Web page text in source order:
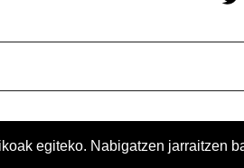
egiteko. Nabigatzen jarraitzen